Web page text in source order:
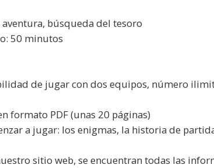
búsqueda del tesoro
50 minutos
de jugar con dos equipos, número
formato PDF (unas 20 páginas)
a jugar: los enigmas, la historia de
sitio web, se encuentran todas las